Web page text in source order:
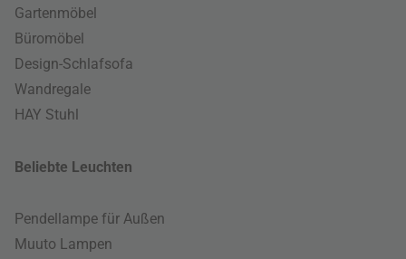
Gartenmöbel
Büromöbel
Design-Schlafsofa
Wandregale
HAY Stuhl
Beliebte Leuchten
Pendellampe für Außen
Muuto Lampen